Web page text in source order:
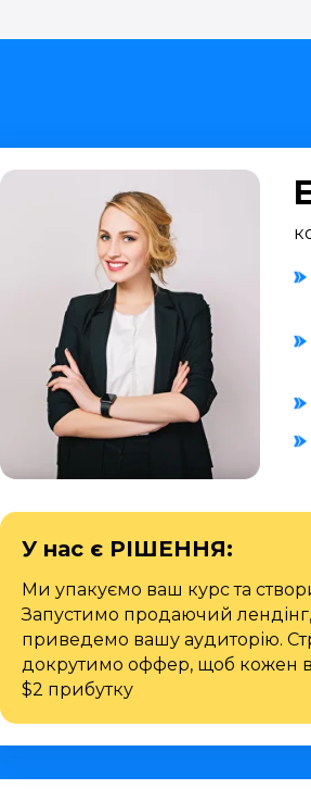
У нас є РІШЕННЯ:
Ми упакуємо ваш курс та
Запустимо продаючий
приведемо вашу аудиторію.
докрутимо оффер, щоб кожен
$2 прибутку